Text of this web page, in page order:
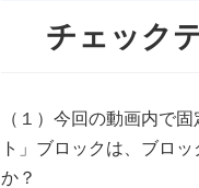
チェック
（１）今回の動画内で
ト」ブロックは、ブロ
か？